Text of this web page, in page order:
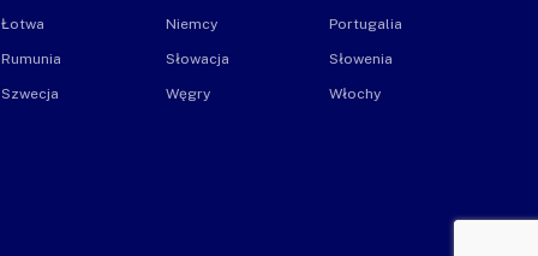
Łotwa Niemcy Portugalia
Rumunia Słowacja Słowenia
Szwecja Węgry Włochy